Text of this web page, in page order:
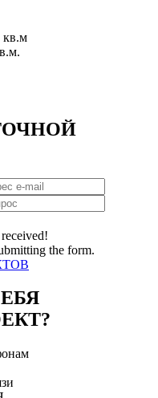
кв.м
the form.